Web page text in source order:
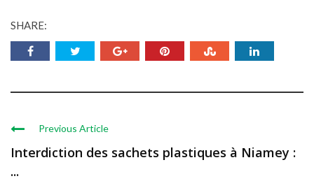
SHARE:
Previous Article
Interdiction des sachets plastiques à Niamey :
...